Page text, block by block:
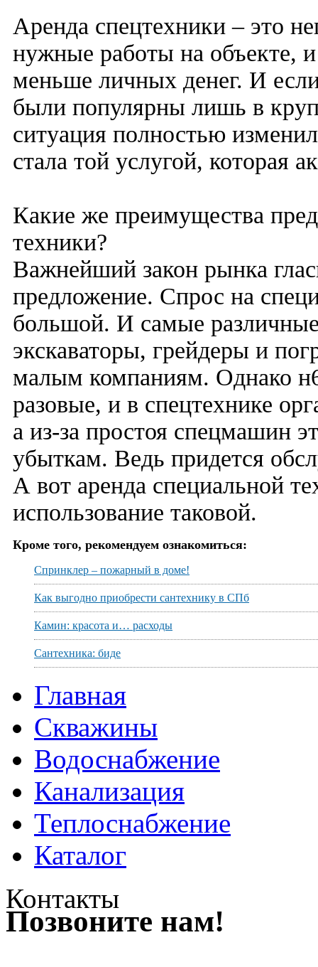
Аренда спецтехники – это
нужные работы на объекте,
меньше личных денег. И если
были популярны лишь в
ситуация полностью
стала той услугой, которая
Какие же преимущества
техники?
Важнейший закон рынка
предложение. Спрос на
большой. И самые
экскаваторы, грейдеры и
малым компаниям. Однако
разовые, и в спецтехнике
а из-за простоя спецмашин
убыткам. Ведь придется
А вот аренда специальной
использование таковой.
Кроме того, рекомендуем ознакомиться:
Спринклер – пожарный в доме!
Как выгодно приобрести сантехнику в СПб
Камин: красота и… расходы
Сантехника: биде
Главная
Скважины
Водоснабжение
Канализация
Теплоснабжение
Каталог
Контакты
Позвоните нам!